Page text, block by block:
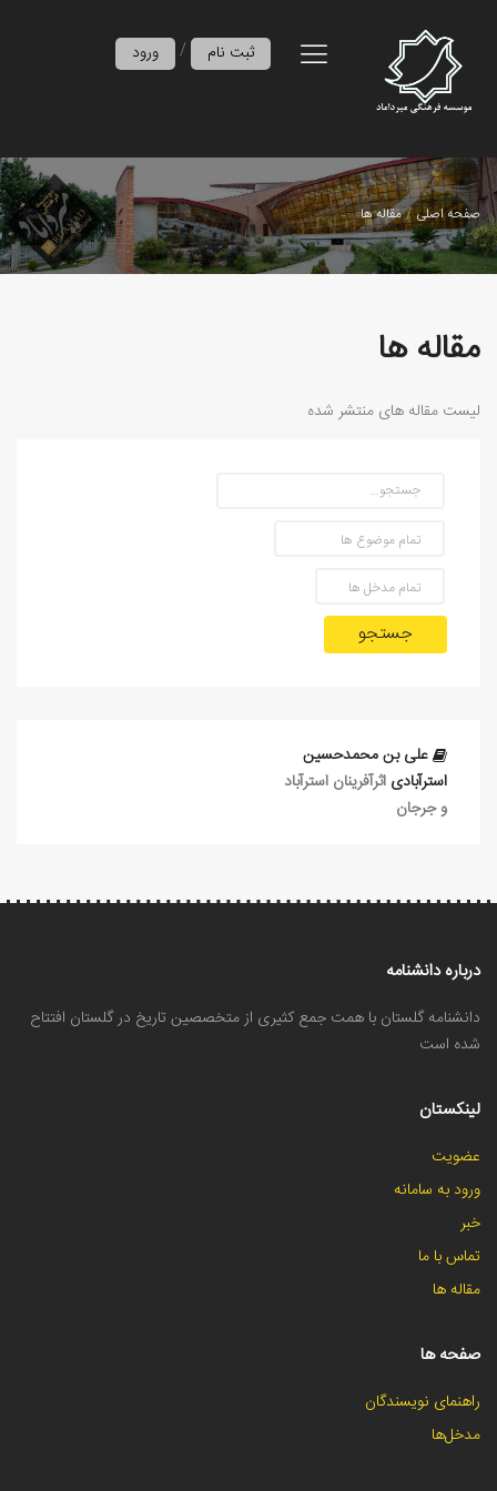
ورود / ثبت نام
صفحه اصلی مقاله ها
مقاله ها
لیست مقاله های منتشر شده
جستجو
علی بن محمدحسین
استرآبادی اثرآفرينان استرآباد
و جرجان
درباره دانشنامه
دانشنامه گلستان با همت جمع کثیری از متخصصین تاریخ در گلستان افتتاح
شده است
لینکستان
عضویت
ورود به سامانه
خبر
تماس با ما
مقاله ها
صفحه ها
راهنمای نویسندگان
مدخل‌ها